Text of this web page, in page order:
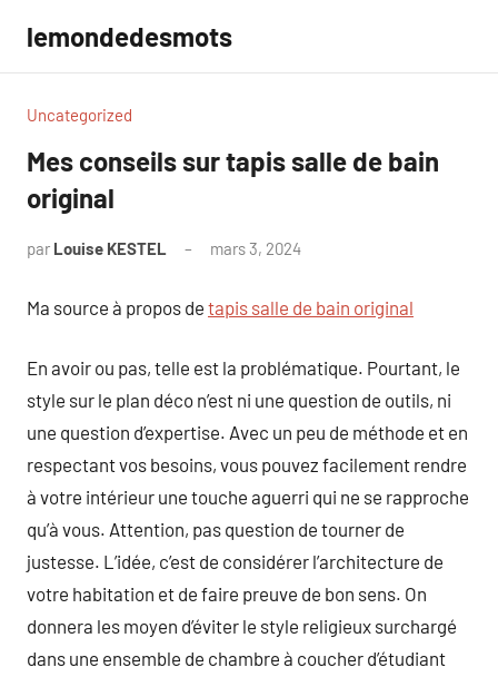
contenu
lemondedesmots
Uncategorized
Mes conseils sur tapis salle de bain
original
par Louise KESTEL mars 3, 2024
Ma source à propos de tapis salle de bain original
En avoir ou pas, telle est la problématique. Pourtant, le
style sur le plan déco n’est ni une question de outils, ni
une question d’expertise. Avec un peu de méthode et en
respectant vos besoins, vous pouvez facilement rendre
à votre intérieur une touche aguerri qui ne se rapproche
qu’à vous. Attention, pas question de tourner de
justesse. L’idée, c’est de considérer l’architecture de
votre habitation et de faire preuve de bon sens. On
donnera les moyen d’éviter le style religieux surchargé
dans une ensemble de chambre à coucher d’étudiant